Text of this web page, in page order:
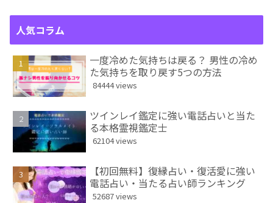
人気コラム
一度冷めた気持ちは戻る？ 男性の冷め
た気持ちを取り戻す5つの方法
84444 views
ツインレイ鑑定に強い電話占いと当た
る本格霊視鑑定士
62104 views
【初回無料】復縁占い・復活愛に強い
電話占い・当たる占い師ランキング
52687 views